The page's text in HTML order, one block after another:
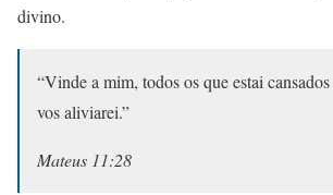
divino.
“Vinde a mim, todos os que estai
vos aliviarei.”
Mateus 11:28